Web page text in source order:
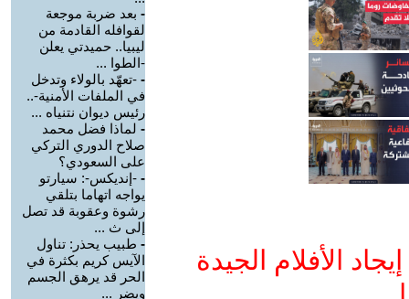
الأفلام الجيدة
- بعد ضربة موجعة
لقوافله القادمة من
ليبيا.. حميدتي يعلن
-الطوا ...
- -تعهّد بالولاء وتدخل
في الملفات الأمنية-..
رئيس ديوان نتنياه ...
- لماذا فضل محمد
صلاح الدوري التركي
على السعودي؟
- -إنديكس-: سيارتو
يواجه اتهاما بتلقي
رشوة وعقوبة قد تصل
إلى ث ...
- طبيب يحذر: تناول
الآيس كريم بكثرة في
الحر قد يرهق الجسم
ويضر ...